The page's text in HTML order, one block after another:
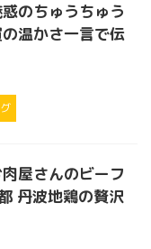
のちゅうちゅう
温かさ一言で伝
屋さんのビーフ
丹波地鶏の贅沢